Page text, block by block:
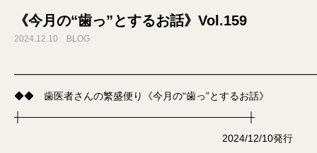
《今月の“歯っ”とするお話》Vol.159
2024.12.10 BLOG
◆◆ 歯医者さんの繁盛便り《今月の“歯っ”とするお話》
┼────────────────────────────────┼
2024/12/10発行